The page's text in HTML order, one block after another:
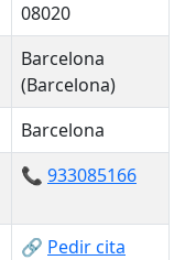
08020
Barcelona
(Barcelona)
Barcelona
📞 933085166
🔗 Pedir cita